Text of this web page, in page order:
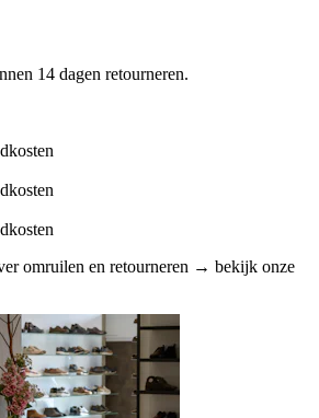
14 dagen retourneren.
omruilen en retourneren → bekijk onze